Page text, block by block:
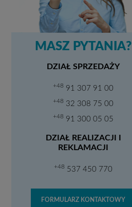
MASZ PYTANIA?
DZIAŁ SPRZEDAŻY
+48 91 307 91 00
+48 32 308 75 00
+48 91 300 05 05
DZIAŁ REALIZACJI I
REKLAMACJI
+48 537 450 770
FORMULARZ KONTAKTOWY